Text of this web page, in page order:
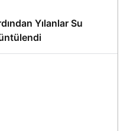
Yılanlar Su